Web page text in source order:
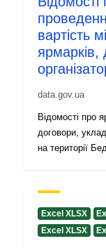
вартість
ярмарків,
data.gov.ua
Відомості про
договори,
на території
Excel XLSX
Excel XLSX